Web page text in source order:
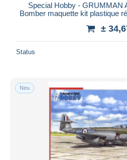
Special Hobby - GRUMMAN
Bomber maquette kit plastique
±
Status
Neu